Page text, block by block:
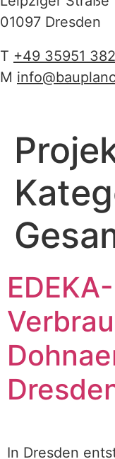
01097 Dresden
T +49 35951
M
EDEKA-
In Dresden